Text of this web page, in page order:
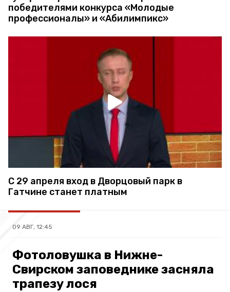
победителями конкурса «Молодые
профессионалы» и «Абилимпикс»
С 29 апреля вход в Дворцовый парк в
Гатчине станет платным
09 АВГ, 12:45
Фотоловушка в Нижне-
Свирском заповеднике засняла
трапезу лося